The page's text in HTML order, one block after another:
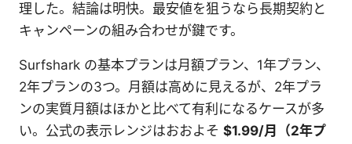
理した。結論は明快。最安値を狙うなら長期契約と
キャンペーンの組み合わせが鍵です。
Surfshark の基本プランは月額プラン、1年プラン、
2年プランの3つ。月額は高めに見えるが、2年プラ
ンの実質月額はほかと比べて有利になるケースが多
い。公式の表示レンジはおおよそ $1.99/月（2年プ